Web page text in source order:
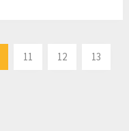
11 12 13